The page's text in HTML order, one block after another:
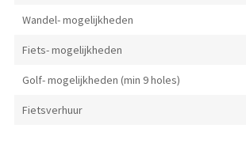
Wandel- mogelijkheden
Fiets- mogelijkheden
Golf- mogelijkheden (min 9 holes)
Fietsverhuur